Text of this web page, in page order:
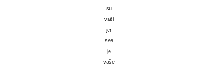
su
vaši
jer
sve
je
vaše